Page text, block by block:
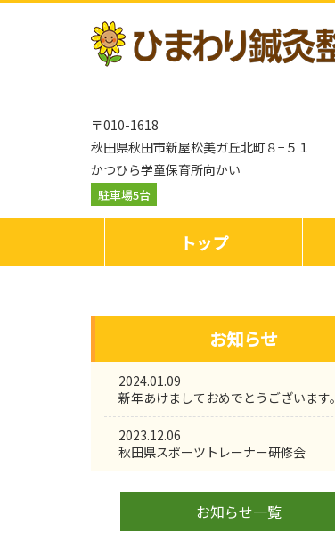
〒010-1618
秋田県秋田市新屋松美ガ丘北町８−５１
かつひら学童保育所向かい
駐車場5台
トップ
お知らせ
2024.01.09
新年あけましておめでとうございます。
2023.12.06
秋田県スポーツトレーナー研修会
お知らせ一覧